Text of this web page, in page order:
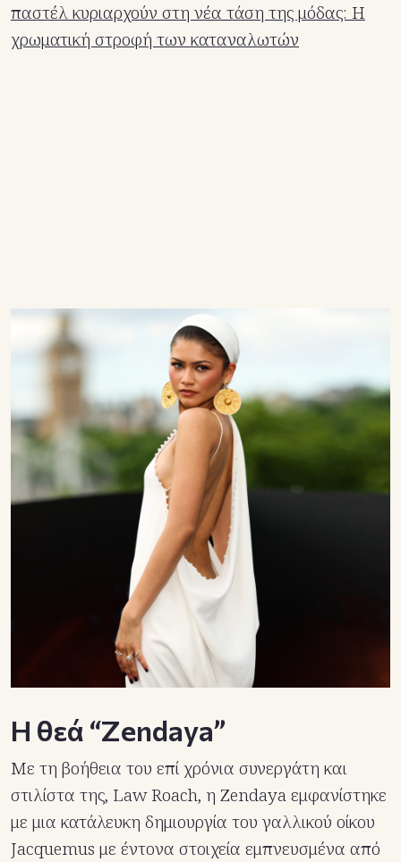
παστέλ κυριαρχούν στη νέα τάση της μόδας: Η
χρωματική στροφή των καταναλωτών
Η θεά “Zendaya”
Με τη βοήθεια του επί χρόνια συνεργάτη και
στιλίστα της, Law Roach, η Zendaya εμφανίστηκε
με μια κατάλευκη δημιουργία του γαλλικού οίκου
Jacquemus με έντονα στοιχεία εμπνευσμένα από